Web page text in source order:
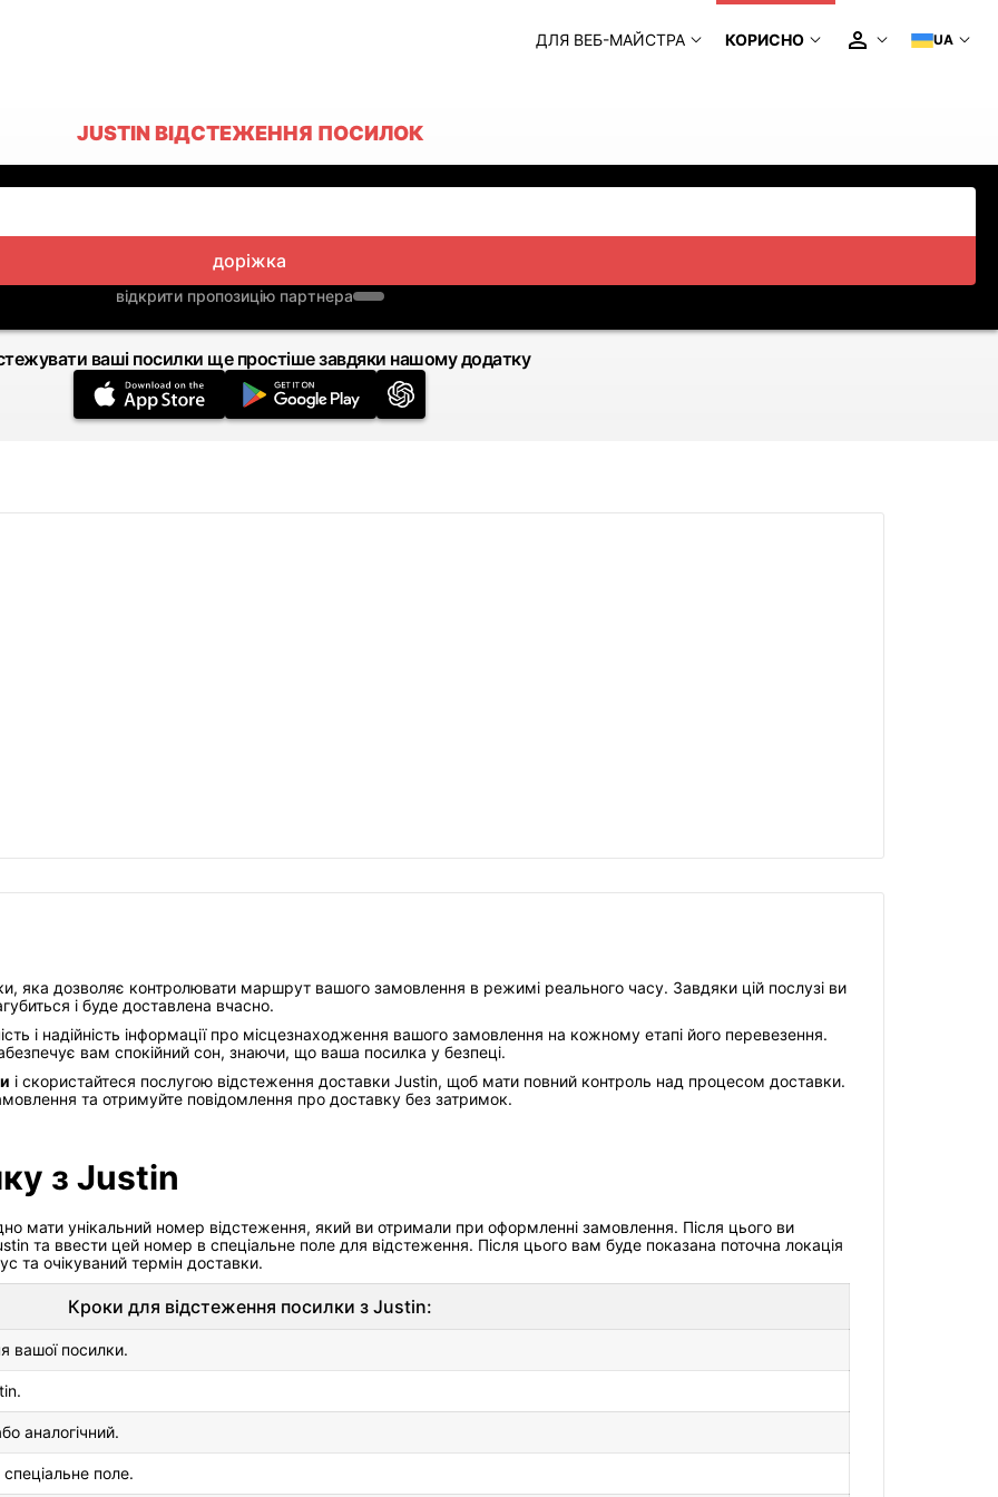
ДЛЯ ВЕБ-МАЙСТРА КОРИСНО UA
JUSTIN ВІДСТЕЖЕННЯ ПОСИЛОК
доріжка
відкрити пропозицію партнера
ваші посилки ще простіше завдяки нашому додатку
яка дозволяє контролювати маршрут вашого замовлення в режимі реального часу. Завдяки цій послузі ви
і буде доставлена вчасно.
і надійність інформації про місцезнаходження вашого замовлення на кожному етапі його перевезення.
вам спокійний сон, знаючи, що ваша посилка у безпеці.
і скористайтеся послугою відстеження доставки Justin, щоб мати повний контроль над процесом доставки.
та отримуйте повідомлення про доставку без затримок.
з Justin
мати унікальний номер відстеження, який ви отримали при оформленні замовлення. Після цього ви
та ввести цей номер в спеціальне поле для відстеження. Після цього вам буде показана поточна локація
та очікуваний термін доставки.
Кроки для відстеження посилки з Justin:
вашої посилки.
аналогічний.
поле.